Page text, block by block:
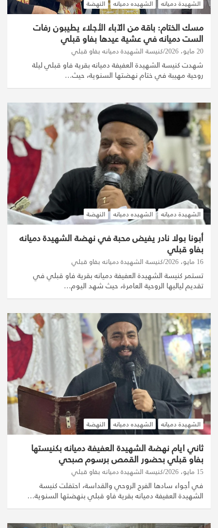
الشهيدة دميانه الشهيده دميانه النهضة
مسك الختام: باقة من الآباء الأجلاء يطيبون رفات
الست دميانه في عشية عيدها بفاو قبلي
20 مايو، 2026 كنيسة الشهيدة دميانه بفاو قبلي
شهدت كنيسة الشهيدة العفيفة دميانه بقرية فاو قبلي ليلة
روحية مهيبة في ختام نهضتها السنوية، حيث…
الشهيدة دميانه الشهيده دميانه النهضة
أبونا بولا نادر يفيض محبة في نهضة الشهيدة دميانه
بفاو قبلي
16 مايو، 2026 كنيسة الشهيدة دميانه بفاو قبلي
تستمر كنيسة الشهيدة العفيفة دميانه بقرية فاو قبلي في
تقديم لياليها الروحية العامرة، حيث شهد اليوم…
الشهيدة دميانه الشهيده دميانه النهضة
ثاني ايام نهضة الشهيدة العفيفة دميانه بكنيستها
بفاو قبلي بحضور القمص برسوم صبحي
15 مايو، 2026 كنيسة الشهيدة دميانه بفاو قبلي
في أجواء سادها الفرح الروحي والقداسة، احتفلت كنيسة
الشهيدة العفيفة دميانه بقرية فاو قبلي بنهضتها السنوية…